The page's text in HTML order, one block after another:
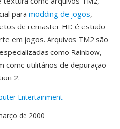
para modding de jogos,
de remaster HD é estudo
em jogos. Arquivos TM2 são
como Rainbow,
como utilitários de depuração
2.
Entertainment
de 2000